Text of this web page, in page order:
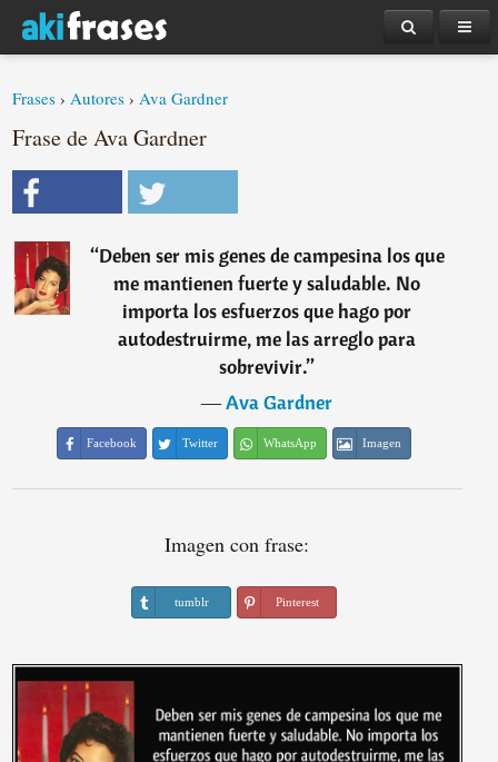
Frases ›Autores ›Ava Gardner
Frase de Ava Gardner
“Deben ser mis genes de campesina los que
me mantienen fuerte y saludable. No
importa los esfuerzos que hago por
autodestruirme, me las arreglo para
sobrevivir.”
―Ava Gardner
Facebook Twitter WhatsApp Imagen
Imagen con frase:
tumblr Pinterest